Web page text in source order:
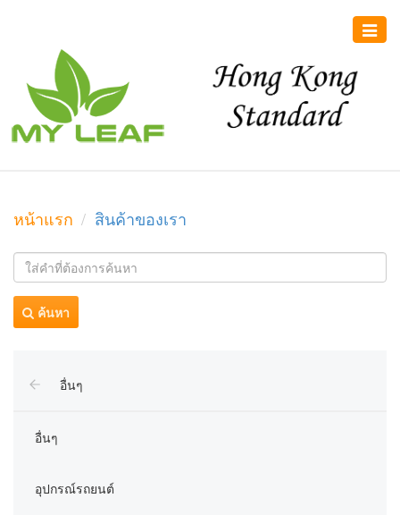
Toggle
หน้าแรก สินค้าของเรา
ค้นหา
อื่นๆ
อื่นๆ
อุปกรณ์รถยนต์